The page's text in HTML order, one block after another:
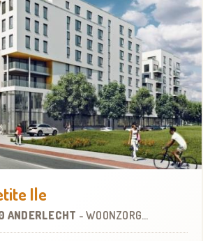
Ile
ANDERLECHT - WOONZORGCENTRUM (WZC)